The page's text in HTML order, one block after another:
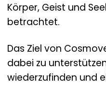
Körper, Geist und
betrachtet.
Das Ziel von
dabei zu
wiederzufinden und